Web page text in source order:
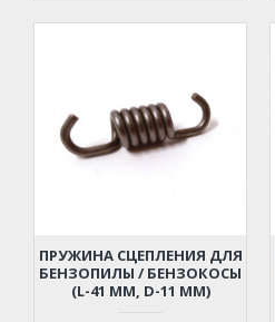
ПРУЖИНА СЦЕПЛЕНИЯ ДЛЯ
БЕНЗОПИЛЫ / БЕНЗОКОСЫ
(L-41 ММ, D-11 ММ)